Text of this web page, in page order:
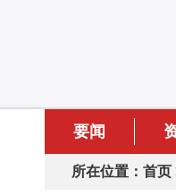
要闻
所在位置： 首页